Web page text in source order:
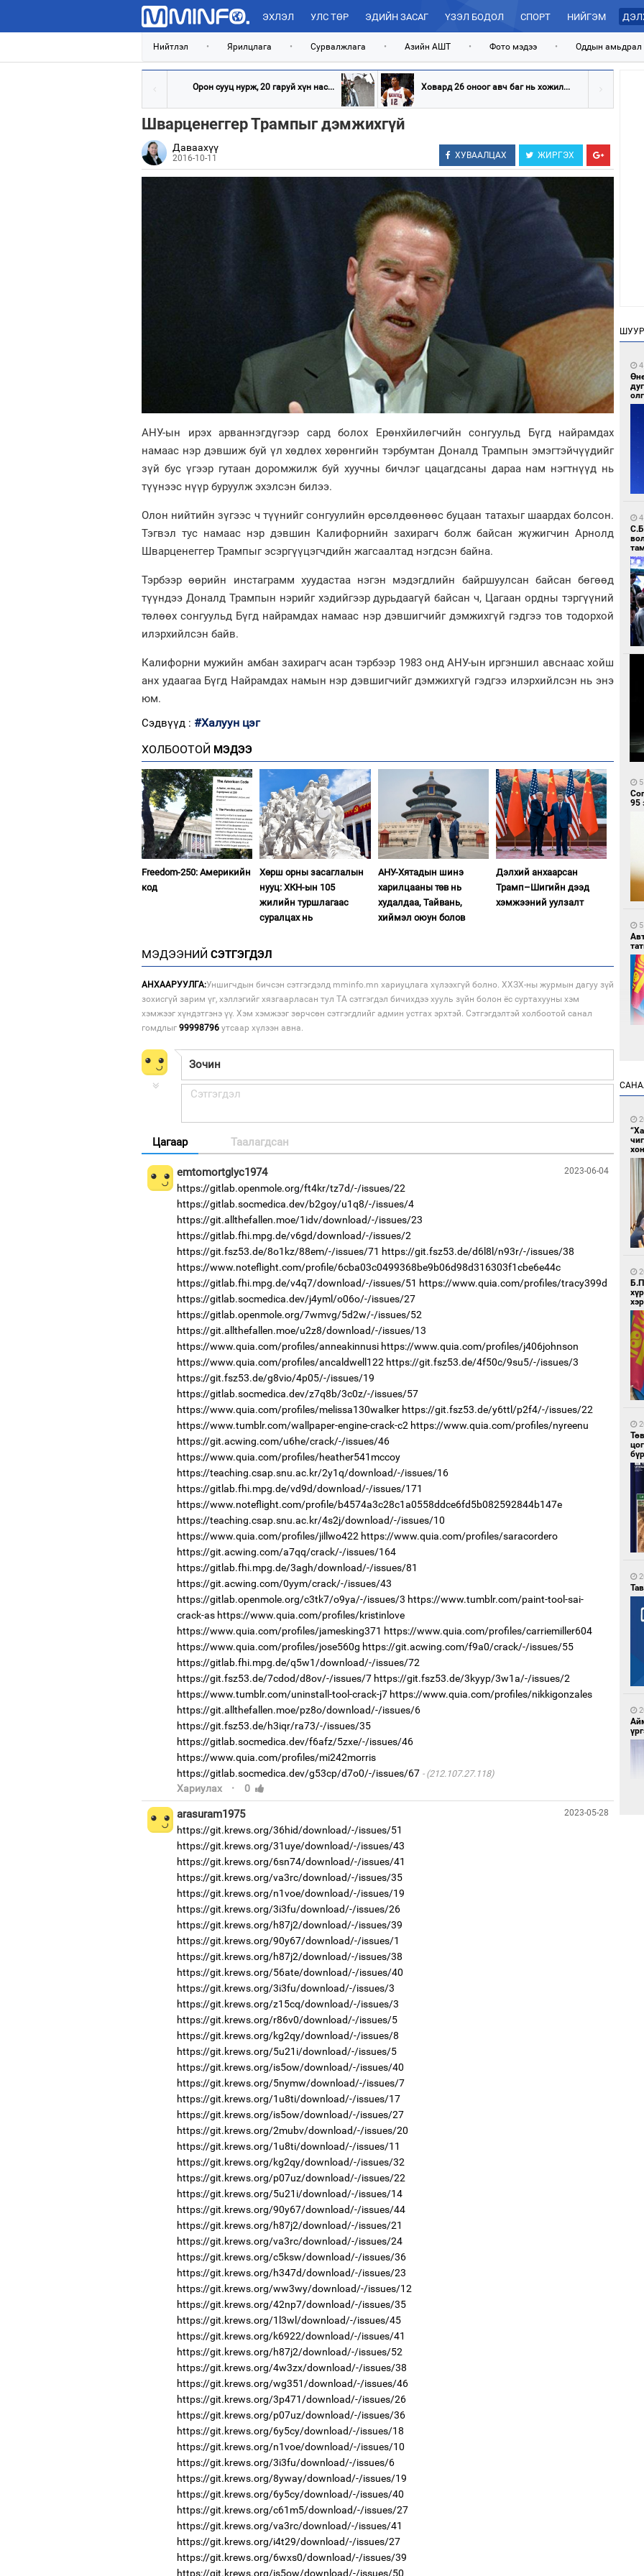
ЭХЛЭЛ УЛС ТӨР ЭДИЙН ЗАСАГ ҮЗЭЛ БОДОЛ СПОРТ НИЙГЭМ
Нийтлэл • Ярилцлага • Сурвалжлага • Азийн АШТ • Фото мэдээ • Оддын амьдрал
Орон сууц нурж, 20 гаруй хүн нас... Ховард 26 оноог авч баг нь хожил...
Шварценеггер Трампыг дэмжихгүй
Даваахүү
2016-10-11 ХУВААЛЦАХ ЖИРГЭХ
АНУ-ын ирэх арваннэгдүгээр сард болох Ерөнхйилөгчийн сонгуульд Бүгд найрамдах
намаас нэр дэвшиж буй үл хөдлөх хөрөнгийн тэрбумтан Доналд Трампын эмэгтэйчүүдийг
зүй бус үгээр гутаан доромжилж буй хуучны бичлэг цацагдсаны дараа нам нэгтнүүд нь
түүнээс нүүр буруулж эхэлсэн билээ.
Олон нийтийн зүгээс ч түүнийг сонгуулийн өрсөлдөөнөөс буцаан татахыг шаардах болсон.
Тэгвэл тус намаас нэр дэвшин Калифорнийн захирагч болж байсан жүжигчин Арнолд
Шварценеггер Трампыг эсэргүүцэгчдийн жагсаалтад нэгдсэн байна.
Тэрбээр өөрийн инстаграмм хуудастаа нэгэн мэдэгдлийн байршуулсан байсан бөгөөд
түүндээ Доналд Трампын нэрийг хэдийгээр дурьдаагүй байсан ч, Цагаан ордны тэргүүний
төлөөх сонгуульд Бүгд найрамдах намаас нэр дэвшигчийг дэмжихгүй гэдгээ тов тодорхой
илэрхийлсэн байв.
Калифорни мужийн амбан захирагч асан тэрбээр 1983 онд АНУ-ын иргэншил авснаас хойш
анх удаагаа Бүгд Найрамдах намын нэр дэвшигчийг дэмжихгүй гэдгээ илэрхийлсэн нь энэ
юм.
Сэдвүүд : #Халуун цэг
ХОЛБООТОЙ МЭДЭЭ
Freedom-250: Америкийн
код
Хөрш орны засаглалын
нууц: ХКН-ын 105
жилийн туршлагаас
суралцах нь
АНУ-Хятадын шинэ
харилцааны төв нь
худалдаа, Тайвань,
хиймэл оюун болов
Дэлхий анхаарсан
Трамп–Шигийн дээд
хэмжээний уулзалт
МЭДЭЭНИЙ СЭТГЭГДЭЛ
АНХААРУУЛГА:Уншигчдын бичсэн сэтгэгдэлд mminfo.mn хариуцлага хүлээхгүй болно. ХХЗХ-ны журмын дагуу зүй
зохисгүй зарим үг, хэллэгийг хязгаарласан тул ТА сэтгэгдэл бичихдээ хууль зүйн болон ёс суртахууны хэм
хэмжээг хүндэтгэнэ үү. Хэм хэмжээг зөрчсөн сэтгэгдлийг админ устгах эрхтэй. Сэтгэгдэлтэй холбоотой санал
гомдлыг 99998796 утсаар хүлээн авна.
Цагаар Таалагдсан
2023-06-04
emtomortglyc1974
https://gitlab.openmole.org/ft4kr/tz7d/-/issues/22
https://gitlab.socmedica.dev/b2goy/u1q8/-/issues/4
https://git.allthefallen.moe/1idv/download/-/issues/23
https://gitlab.fhi.mpg.de/v6gd/download/-/issues/2
https://git.fsz53.de/8o1kz/88em/-/issues/71 https://git.fsz53.de/d6l8l/n93r/-/issues/38
https://www.noteflight.com/profile/6cba03c0499368be9b06d98d316303f1cbe6e44c
https://gitlab.fhi.mpg.de/v4q7/download/-/issues/51 https://www.quia.com/profiles/tracy399d
https://gitlab.socmedica.dev/j4yml/o06o/-/issues/27
https://gitlab.openmole.org/7wmvg/5d2w/-/issues/52
https://git.allthefallen.moe/u2z8/download/-/issues/13
https://www.quia.com/profiles/anneakinnusi https://www.quia.com/profiles/j406johnson
https://www.quia.com/profiles/ancaldwell122 https://git.fsz53.de/4f50c/9su5/-/issues/3
https://git.fsz53.de/g8vio/4p05/-/issues/19
https://gitlab.socmedica.dev/z7q8b/3c0z/-/issues/57
https://www.quia.com/profiles/melissa130walker https://git.fsz53.de/y6ttl/p2f4/-/issues/22
https://www.tumblr.com/wallpaper-engine-crack-c2 https://www.quia.com/profiles/nyreenu
https://git.acwing.com/u6he/crack/-/issues/46
https://www.quia.com/profiles/heather541mccoy
https://teaching.csap.snu.ac.kr/2y1q/download/-/issues/16
https://gitlab.fhi.mpg.de/vd9d/download/-/issues/171
https://www.noteflight.com/profile/b4574a3c28c1a0558ddce6fd5b082592844b147e
https://teaching.csap.snu.ac.kr/4s2j/download/-/issues/10
https://www.quia.com/profiles/jillwo422 https://www.quia.com/profiles/saracordero
https://git.acwing.com/a7qq/crack/-/issues/164
https://gitlab.fhi.mpg.de/3agh/download/-/issues/81
https://git.acwing.com/0yym/crack/-/issues/43
https://gitlab.openmole.org/c3tk7/o9ya/-/issues/3 https://www.tumblr.com/paint-tool-sai-
crack-as https://www.quia.com/profiles/kristinlove
https://www.quia.com/profiles/jamesking371 https://www.quia.com/profiles/carriemiller604
https://www.quia.com/profiles/jose560g https://git.acwing.com/f9a0/crack/-/issues/55
https://gitlab.fhi.mpg.de/q5w1/download/-/issues/72
https://git.fsz53.de/7cdod/d8ov/-/issues/7 https://git.fsz53.de/3kyyp/3w1a/-/issues/2
https://www.tumblr.com/uninstall-tool-crack-j7 https://www.quia.com/profiles/nikkigonzales
https://git.allthefallen.moe/pz8o/download/-/issues/6
https://git.fsz53.de/h3iqr/ra73/-/issues/35
https://gitlab.socmedica.dev/f6afz/5zxe/-/issues/46
https://www.quia.com/profiles/mi242morris
https://gitlab.socmedica.dev/g53cp/d7o0/-/issues/67
(212.107.27.118)
Хариулах · 0
2023-05-28
arasuram1975
https://git.krews.org/36hid/download/-/issues/51
https://git.krews.org/31uye/download/-/issues/43
https://git.krews.org/6sn74/download/-/issues/41
https://git.krews.org/va3rc/download/-/issues/35
https://git.krews.org/n1voe/download/-/issues/19
https://git.krews.org/3i3fu/download/-/issues/26
https://git.krews.org/h87j2/download/-/issues/39
https://git.krews.org/90y67/download/-/issues/1
https://git.krews.org/h87j2/download/-/issues/38
https://git.krews.org/56ate/download/-/issues/40
https://git.krews.org/3i3fu/download/-/issues/3
https://git.krews.org/z15cq/download/-/issues/3
https://git.krews.org/r86v0/download/-/issues/5
https://git.krews.org/kg2qy/download/-/issues/8
https://git.krews.org/5u21i/download/-/issues/5
https://git.krews.org/is5ow/download/-/issues/40
https://git.krews.org/5nymw/download/-/issues/7
https://git.krews.org/1u8ti/download/-/issues/17
https://git.krews.org/is5ow/download/-/issues/27
https://git.krews.org/2mubv/download/-/issues/20
https://git.krews.org/1u8ti/download/-/issues/11
https://git.krews.org/kg2qy/download/-/issues/32
https://git.krews.org/p07uz/download/-/issues/22
https://git.krews.org/5u21i/download/-/issues/14
https://git.krews.org/90y67/download/-/issues/44
https://git.krews.org/h87j2/download/-/issues/21
https://git.krews.org/va3rc/download/-/issues/24
https://git.krews.org/c5ksw/download/-/issues/36
https://git.krews.org/h347d/download/-/issues/23
https://git.krews.org/ww3wy/download/-/issues/12
https://git.krews.org/42np7/download/-/issues/35
https://git.krews.org/1l3wl/download/-/issues/45
https://git.krews.org/k6922/download/-/issues/41
https://git.krews.org/h87j2/download/-/issues/52
https://git.krews.org/4w3zx/download/-/issues/38
https://git.krews.org/wg351/download/-/issues/46
https://git.krews.org/3p471/download/-/issues/26
https://git.krews.org/p07uz/download/-/issues/36
https://git.krews.org/6y5cy/download/-/issues/18
https://git.krews.org/n1voe/download/-/issues/10
https://git.krews.org/3i3fu/download/-/issues/6
https://git.krews.org/8yway/download/-/issues/19
https://git.krews.org/6y5cy/download/-/issues/40
https://git.krews.org/c61m5/download/-/issues/27
https://git.krews.org/va3rc/download/-/issues/41
https://git.krews.org/i4t29/download/-/issues/27
https://git.krews.org/6wxs0/download/-/issues/39
https://git.krews.org/is5ow/download/-/issues/50
95